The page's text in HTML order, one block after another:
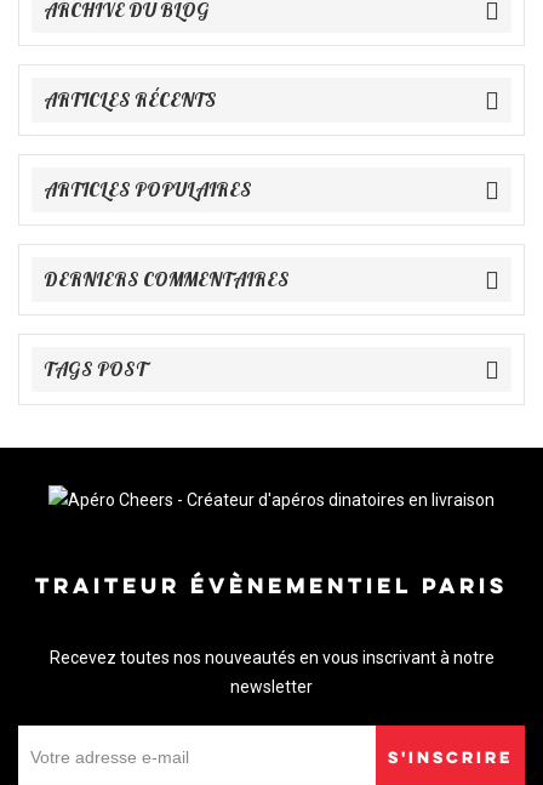
ARCHIVE DU BLOG
ARTICLES RÉCENTS
ARTICLES POPULAIRES
DERNIERS COMMENTAIRES
TAGS POST
TRAITEUR ÉVÈNEMENTIEL PARIS
Recevez toutes nos nouveautés en vous inscrivant à notre
newsletter
S'INSCRIRE